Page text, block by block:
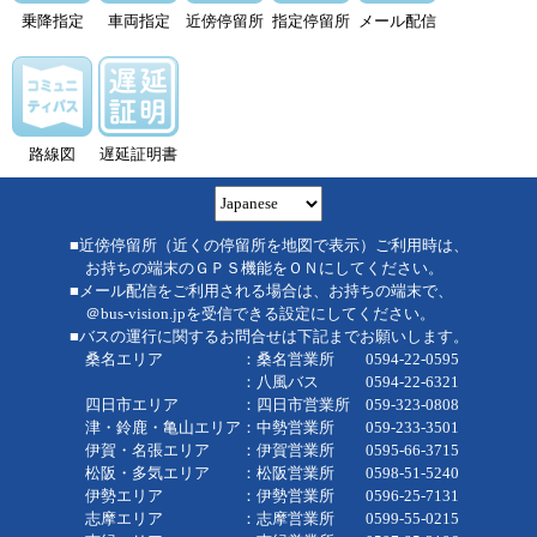
乗降指定 車両指定 近傍停留所 指定停留所 メール配信
路線図 遅延証明書
■近傍停留所（近くの停留所を地図で表示）ご利用時は、
お持ちの端末のＧＰＳ機能をＯＮにしてください。
■メール配信をご利用される場合は、お持ちの端末で、
＠bus-vision.jpを受信できる設定にしてください。
■バスの運行に関するお問合せは下記までお願いします。
桑名エリア ：桑名営業所 0594-22-0595
：八風バス 0594-22-6321
四日市エリア ：四日市営業所 059-323-0808
津・鈴鹿・亀山エリア：中勢営業所 059-233-3501
伊賀・名張エリア ：伊賀営業所 0595-66-3715
松阪・多気エリア ：松阪営業所 0598-51-5240
伊勢エリア ：伊勢営業所 0596-25-7131
志摩エリア ：志摩営業所 0599-55-0215